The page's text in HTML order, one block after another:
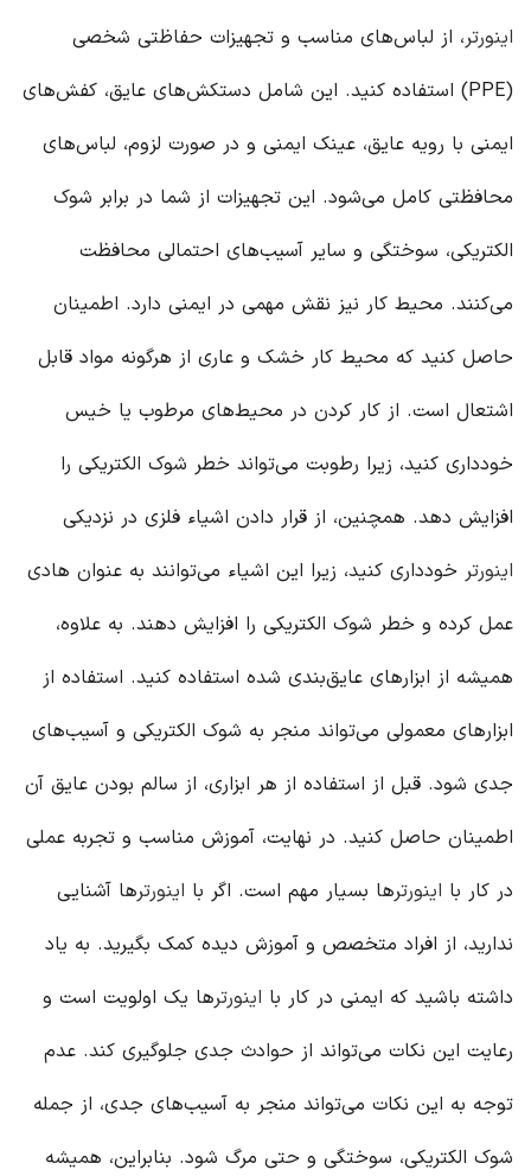
اینورتر، از لباس‌های مناسب و تجهیزات حفاظتی شخصی
(PPE) استفاده کنید. این شامل دستکش‌های عایق، کفش‌های
ایمنی با رویه عایق، عینک ایمنی و در صورت لزوم، لباس‌های
محافظتی کامل می‌شود. این تجهیزات از شما در برابر شوک
الکتریکی، سوختگی و سایر آسیب‌های احتمالی محافظت
می‌کنند. محیط کار نیز نقش مهمی در ایمنی دارد. اطمینان
حاصل کنید که محیط کار خشک و عاری از هرگونه مواد قابل
اشتعال است. از کار کردن در محیط‌های مرطوب یا خیس
خودداری کنید، زیرا رطوبت می‌تواند خطر شوک الکتریکی را
افزایش دهد. همچنین، از قرار دادن اشیاء فلزی در نزدیکی
اینورتر خودداری کنید، زیرا این اشیاء می‌توانند به عنوان هادی
عمل کرده و خطر شوک الکتریکی را افزایش دهند. به علاوه،
همیشه از ابزارهای عایق‌بندی شده استفاده کنید. استفاده از
ابزارهای معمولی می‌تواند منجر به شوک الکتریکی و آسیب‌های
جدی شود. قبل از استفاده از هر ابزاری، از سالم بودن عایق آن
اطمینان حاصل کنید. در نهایت، آموزش مناسب و تجربه عملی
در کار با اینورترها بسیار مهم است. اگر با اینورترها آشنایی
ندارید، از افراد متخصص و آموزش دیده کمک بگیرید. به یاد
داشته باشید که ایمنی در کار با اینورترها یک اولویت است و
رعایت این نکات می‌تواند از حوادث جدی جلوگیری کند. عدم
توجه به این نکات می‌تواند منجر به آسیب‌های جدی، از جمله
شوک الکتریکی، سوختگی و حتی مرگ شود. بنابراین، همیشه